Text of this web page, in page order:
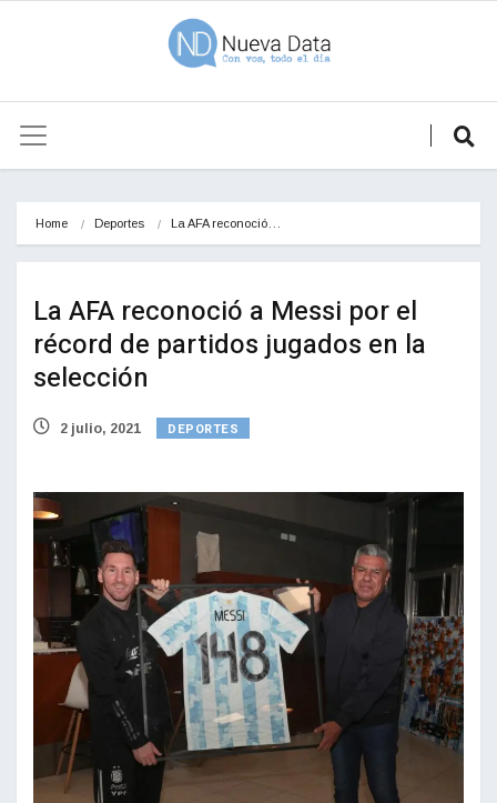
Home Deportes La AFA reconoció…
La AFA reconoció a Messi por el
récord de partidos jugados en la
selección
2 julio, 2021 DEPORTES